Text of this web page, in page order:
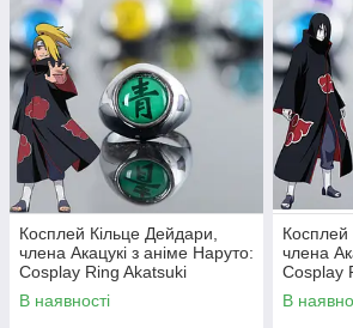
Косплей Кільце Дейдари,
члена Акацукі з аніме Наруто:
Cosplay Ring Akatsuki
Deidara, anime Naruto
В наявності
Косплей
члена
Cosplay
В